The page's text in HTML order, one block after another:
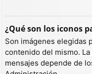
¿Qué son los iconos
Son imágenes elegidas
contenido del mismo.
mensajes depende de